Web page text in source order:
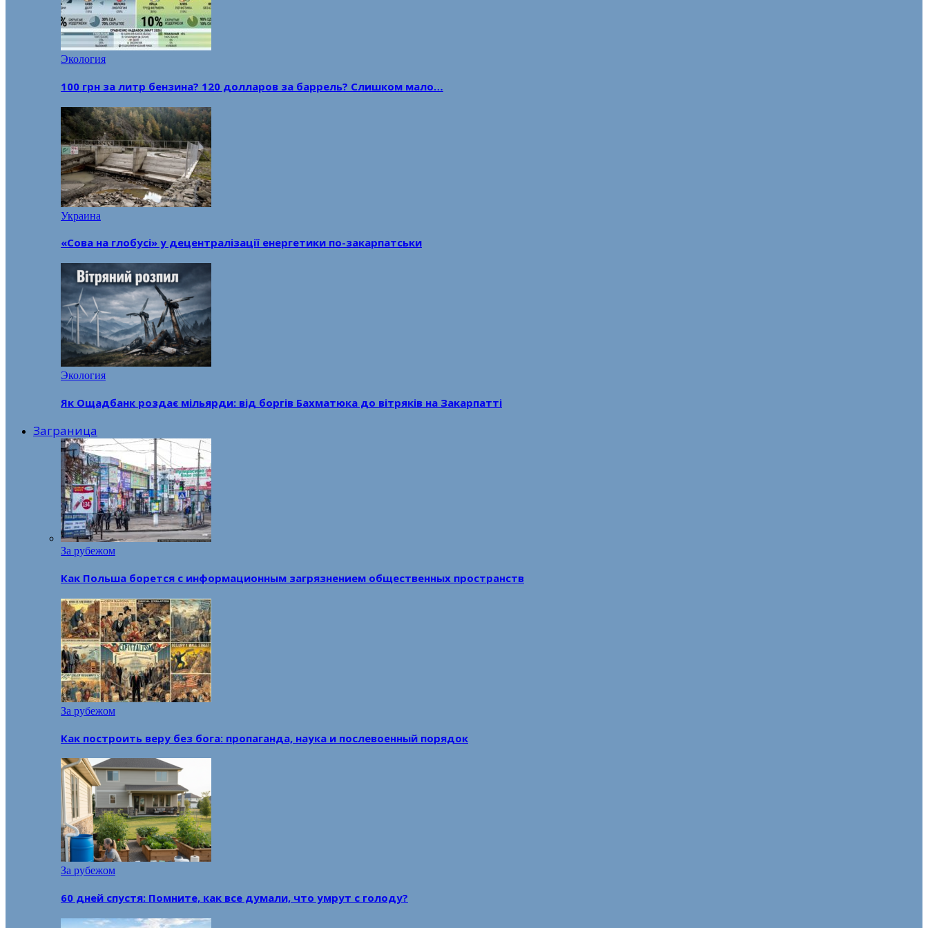
Экология
100 грн за литр бензина? 120 долларов за баррель? Слишком мало…
Украина
«Сова на глобусі» у децентралізації енергетики по-закарпатськи
Экология
Як Ощадбанк роздає мільярди: від боргів Бахматюка до вітряків на Закарпатті
Заграница
За рубежом
Как Польша борется с информационным загрязнением общественных пространств
За рубежом
Как построить веру без бога: пропаганда, наука и послевоенный порядок
За рубежом
60 дней спустя: Помните, как все думали, что умрут с голоду?